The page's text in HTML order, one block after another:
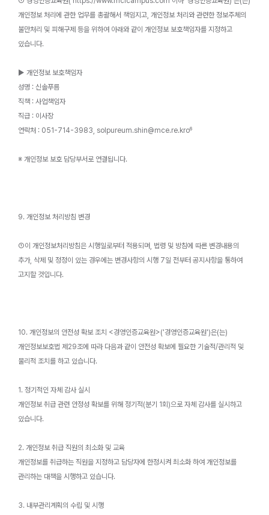
개인정보 처리에 관한 업무를 총괄해서 책임지고, 개인정보 처리와 관련한 정보주체의
불만처리 및 피해구제 등을 위하여 아래와 같이 개인정보 보호책임자를 지정하고
있습니다.
▶ 개인정보 보호책임자
성명 : 신솔푸름
직책 : 사업책임자
직급 : 이사장
연락처 : 051-714-3983, solpureum.shin@mce.re.kro⁶
※ 개인정보 보호 담당부서로 연결됩니다.
9. 개인정보 처리방침 변경
①이 개인정보처리방침은 시행일로부터 적용되며, 법령 및 방침에 따른 변경내용의
추가, 삭제 및 정정이 있는 경우에는 변경사항의 시행 7일 전부터 공지사항을 통하여
고지할 것입니다.
10. 개인정보의 안전성 확보 조치 <경영인증교육원>('경영인증교육원')은(는)
개인정보보호법 제29조에 따라 다음과 같이 안전성 확보에 필요한 기술적/관리적 및
물리적 조치를 하고 있습니다.
1. 정기적인 자체 감사 실시
개인정보 취급 관련 안정성 확보를 위해 정기적(분기 1회)으로 자체 감사를 실시하고
있습니다.
2. 개인정보 취급 직원의 최소화 및 교육
개인정보를 취급하는 직원을 지정하고 담당자에 한정시켜 최소화 하여 개인정보를
관리하는 대책을 시행하고 있습니다.
3. 내부관리계획의 수립 및 시행